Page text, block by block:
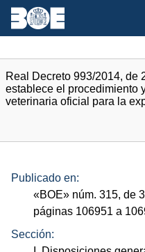
Real Decreto 993/2014, de
establece el procedimiento
veterinaria oficial para la
Publicado en:
«BOE» núm. 315, de
páginas 106951 a
Sección: